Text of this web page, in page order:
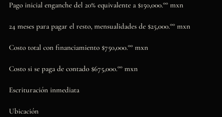
Pago inicial enganche del 20% equivalente a $150,000.°° mxn
24 meses para pagar el resto, mensualidades de $25,000.°° mxn
Costo total con financiamiento $750,000.°° mxn
Costo si se paga de contado $675,000.°° mxn
Escrituración inmediata
Ubicación